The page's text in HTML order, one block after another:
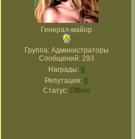
Генерал-майор
Группа: Администраторы
Сообщений: 293
Награды: 0
Репутация: 0
Статус: Offline